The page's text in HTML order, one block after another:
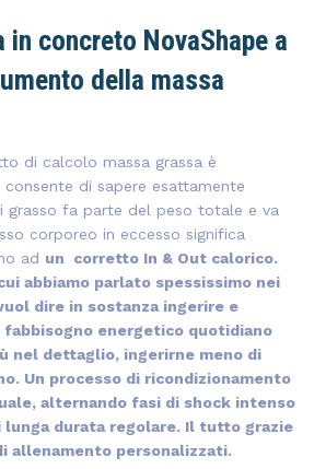
in concreto NovaShape a
della massa
di calcolo massa grassa è
di sapere esattamente
grasso fa parte del peso totale e va
corporeo in eccesso significa
ad un corretto In & Out calorico.
abbiamo parlato spessissimo nei
dire in sostanza ingerire e
energetico quotidiano
nel dettaglio, ingerirne meno di
Un processo di ricondizionamento
alternando fasi di shock intenso
durata regolare. Il tutto grazie
allenamento personalizzati.